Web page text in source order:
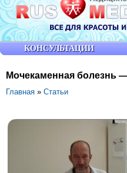
Мочекаменная болезнь
Главная » Статьи
КОНСУЛЬТАЦИИ